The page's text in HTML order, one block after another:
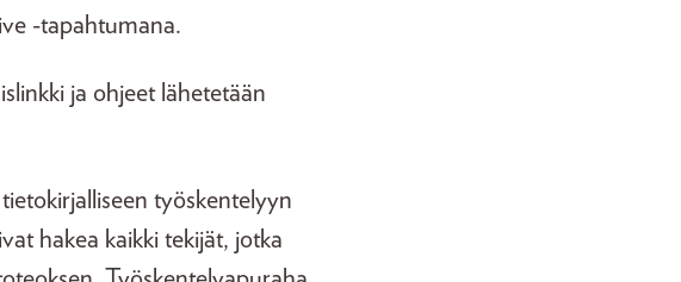
-tapahtumana.
ja ohjeet lähetetään
työskentelyyn
hakea kaikki tekijät, jotka